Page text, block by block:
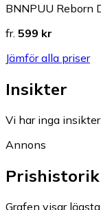
BNNPUU Reborn
fr. 599 kr
Jämför alla priser
Insikter
Vi har inga
Annons
Prishistorik
Grafen visar